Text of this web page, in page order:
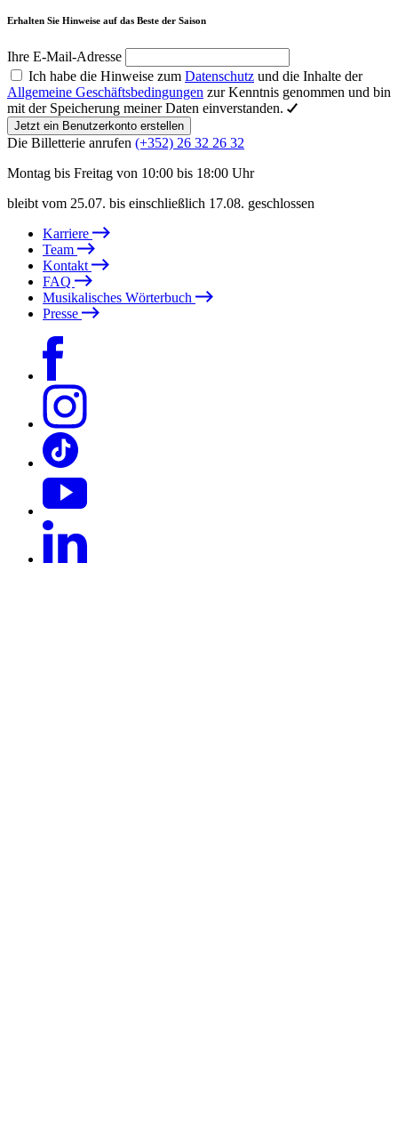
Erhalten Sie Hinweise auf das Beste der Saison
Ihre E-Mail-Adresse
Ich habe die Hinweise zum Datenschutz und die Inhalte der
Allgemeine Geschäftsbedingungen zur Kenntnis genommen und bin
mit der Speicherung meiner Daten einverstanden.
Jetzt ein Benutzerkonto erstellen
Die Billetterie anrufen (+352) 26 32 26 32
Montag bis Freitag von 10:00 bis 18:00 Uhr
bleibt vom 25.07. bis einschließlich 17.08. geschlossen
Karriere
Team
Kontakt
FAQ
Musikalisches Wörterbuch
Presse